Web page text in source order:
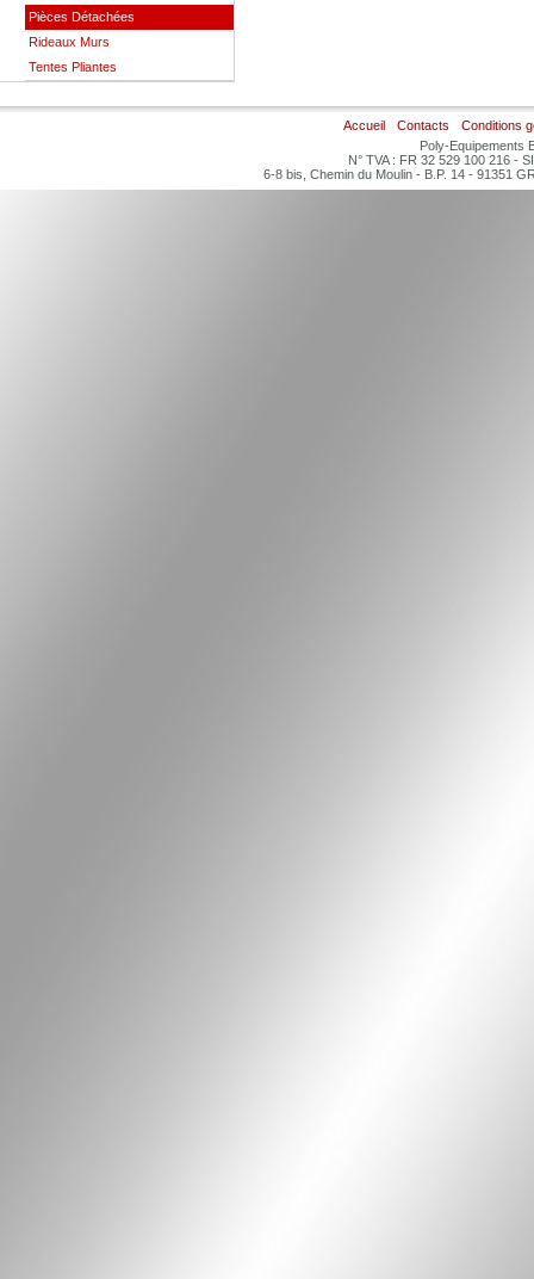
Pièces Détachées
Rideaux Murs
Tentes Pliantes
Accueil Contacts
Conditions
Poly-Equipements
N° TVA : FR 32 529 100 216 -
6-8 bis, Chemin du Moulin - B.P. 14 - 91351